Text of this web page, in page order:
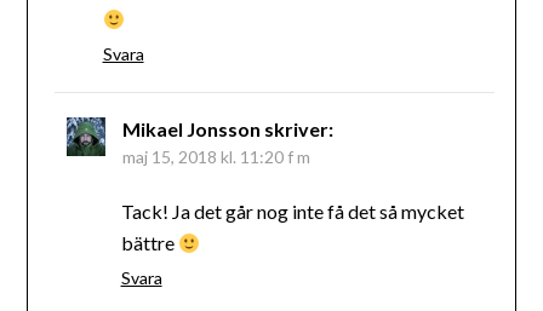
Svara
Mikael Jonsson skriver:
maj 15, 2018 kl. 11:20 f m
Tack! Ja det går nog inte få det så mycket
bättre
Svara